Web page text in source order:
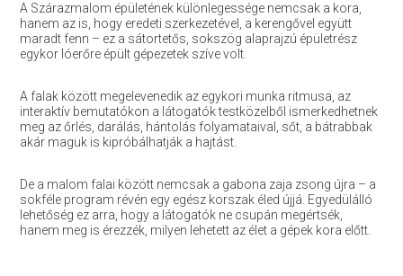
A Szárazmalom épületének különlegessége nemcsak a kora,
hanem az is, hogy eredeti szerkezetével, a kerengővel együtt
maradt fenn – ez a sátortetős, sokszög alaprajzú épületrész
egykor lóerőre épült gépezetek szíve volt.
A falak között megelevenedik az egykori munka ritmusa, az
interaktív bemutatókon a látogatók testközelből ismerkedhetnek
meg az őrlés, darálás, hántolás folyamataival, sőt, a bátrabbak
akár maguk is kipróbálhatják a hajtást.
De a malom falai között nemcsak a gabona zaja zsong újra – a
sokféle program révén egy egész korszak éled újjá. Egyedülálló
lehetőség ez arra, hogy a látogatók ne csupán megértsék,
hanem meg is érezzék, milyen lehetett az élet a gépek kora előtt.